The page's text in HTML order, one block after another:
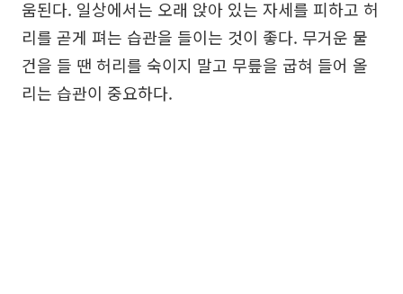
움된다. 일상에서는 오래 앉아 있는 자세를 피하고 허
리를 곧게 펴는 습관을 들이는 것이 좋다. 무거운 물
건을 들 땐 허리를 숙이지 말고 무릎을 굽혀 들어 올
리는 습관이 중요하다.